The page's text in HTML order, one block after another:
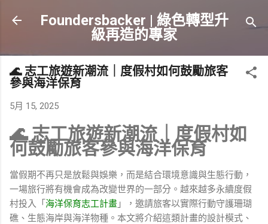
跳到主要內容
Foundersbacker | 綠色轉型升
級再造的專家
🌊 志工旅遊新潮流｜度假村如何鼓勵旅客
參與海洋保育
5月 15, 2025
🌊 志工旅遊新潮流｜度假村如
何鼓勵旅客參與海洋保育
當假期不再只是放鬆與娛樂，而是結合環境意識與生態行動，
一場旅行將有機會成為改變世界的一部分。越來越多永續度假
村投入「 海洋保育志工計畫 」，邀請旅客以實際行動守護珊瑚
礁、生態海岸與海洋物種。本文將介紹這類計畫的設計模式、